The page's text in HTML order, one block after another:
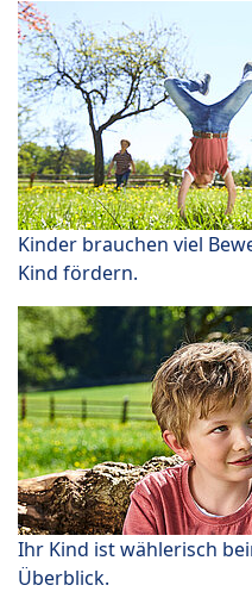
Kinder brauchen viel
Kind fördern.
Ihr Kind ist wählerisch
Überblick.